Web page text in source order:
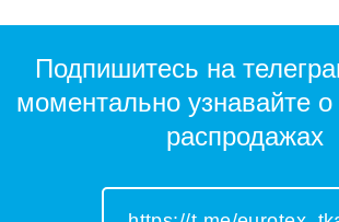
Подпишитесь на
моментально узнавайте о
распродажах